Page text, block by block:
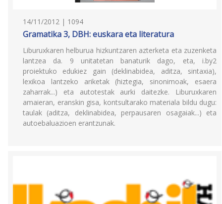
14/11/2012 | 1094
Gramatika 3, DBH: euskara eta literatura
Liburuxkaren helburua hizkuntzaren azterketa eta zuzenketa
lantzea da. 9 unitatetan banaturik dago, eta, i.by2
proiektuko edukiez gain (deklinabidea, aditza, sintaxia),
lexikoa lantzeko ariketak (hiztegia, sinonimoak, esaera
zaharrak...) eta autotestak aurki daitezke. Liburuxkaren
amaieran, eranskin gisa, kontsultarako materiala bildu dugu:
taulak (aditza, deklinabidea, perpausaren osagaiak...) eta
autoebaluazioen erantzunak.